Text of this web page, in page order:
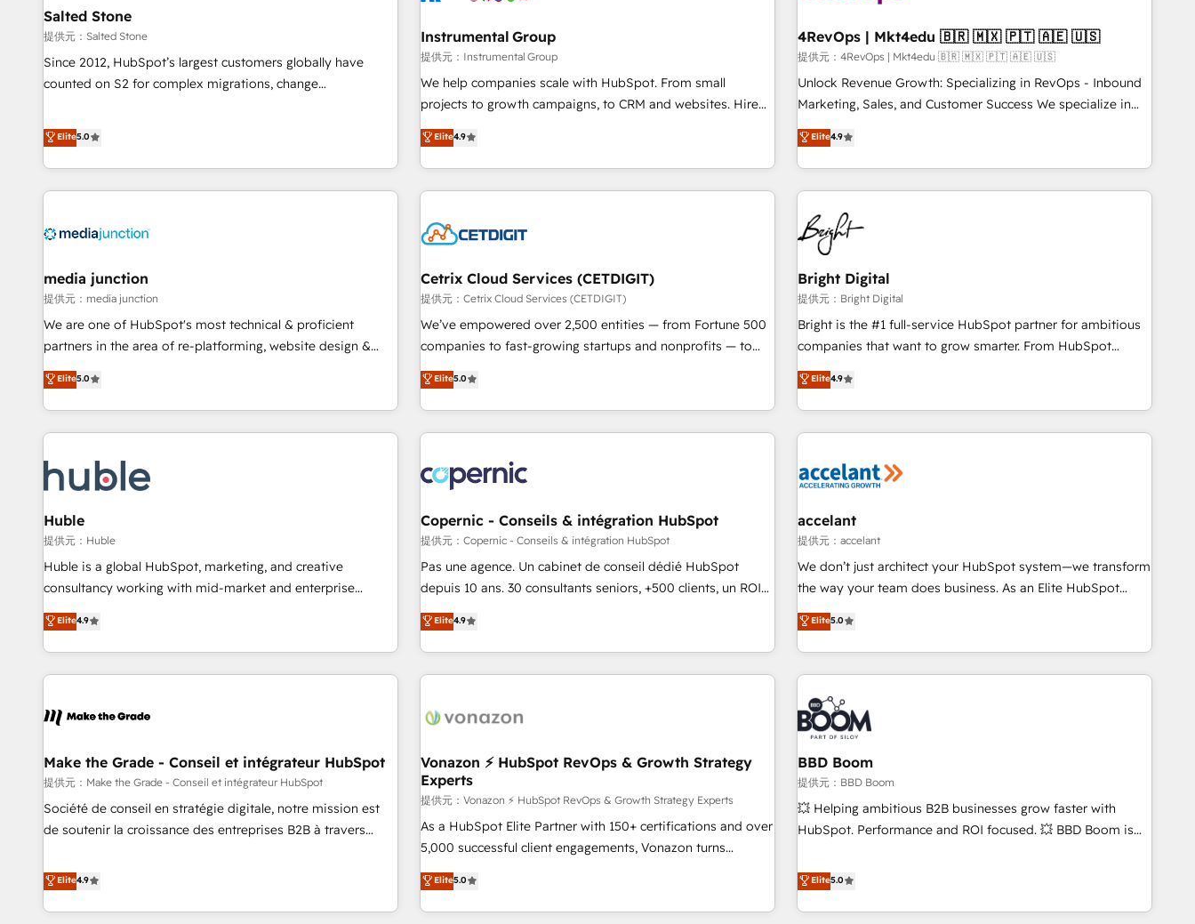
help: ✔️ Full HubSpot implementations and portal
optimization ✔️ Data migrations, CRM architecture, and
reporting foundations ✔️ Custom integrations and workflow
automation ✔️ User adoption programs, training, and
through the revenue maturity model - delivering the right
improvements at the right time so operations evolve
future.” Others agree it is proof of trust built through
measurable impact.
with workflows built around your business, not a template.
➤ Migration: Move from any legacy CRM. Zero downtime,
full data integrity. ➤ Implementation: Configure HubSpot to
run your revenue process. Sales, marketing, and service
custom agents, and APIs to remove manual work. ➤
Ongoing Management: Monthly tune-ups, feature rollouts,
Salted Stone
提供元：Salted Stone
Since 2012, HubSpot’s largest customers globally have
counted on S2 for complex migrations, change
that deliver measurable impact and transform brand
experiences As one of the few full-service creative agencies
in the HubSpot ecosystem, we blend strategy, technology,
& award-winning design to build scalable, globally
campaigns, & RevOps frameworks that fuel long-term
seamless integrations, ensure long-term adoption with
change-management programs, and align marketing, sales,
and service to drive sustainable growth With 6 key
HubSpot accreditations and experience across hundreds of
one of our globally integrated teams has worked with
clients just like you Let’s explore whether S2 is the partner
Elite5.0
Instrumental Group
提供元：Instrumental Group
We help companies scale with HubSpot. From small
projects to growth campaigns, to CRM and websites. Hire
an agency that's experienced in every inch of HubSpot and
willing to work hand-in-hand with your team to simplify the
complex and build a better experience for your team and
customers.
Elite4.9
4RevOps | Mkt4edu 🇧🇷 🇲🇽 🇵🇹 🇦🇪 🇺🇸
提供元：4RevOps | Mkt4edu 🇧🇷 🇲🇽 🇵🇹 🇦🇪 🇺🇸
Unlock Revenue Growth: Specializing in RevOps - Inbound
Marketing, Sales, and Customer Success We specialize in
driving revenue growth for companies across industries
through tailored marketing, sales, and customer success
strategies, utilizing RevOps methodologies. As Latin
America's largest HubSpot partner and a global leader in
education market, we offer unparalleled insights. Operating
in five countries—Brazil, UAE (Abu Dhabi/Dubai/Sharjah),
Mexico, USA, and Portugal—we've executed over a hundred
successful operations. Our approach, rooted in RevOps
principles, integrates analysis, training, planning, and
qualification. Leveraging technology, data analytics, CRM
optimization, and inbound marketing tactics, we focus on
us to unlock your business's full potential and achieve
sustained growth in today's competitive market.
Elite4.9
media junction
提供元：media junction
We are one of HubSpot's most technical & proficient
partners in the area of re-platforming, website design &
development. We specialize in multi-hub implementations
for mid-market & enterprise companies. We are woman-
owned, powered by coffee, and we ❤️ dogs. We produce
award-winning work for our clients. 🏆2023 Technical
Award 🏆2022 Platform Migration Excellence Impact Award
🏆2020 Elite Solutions Partner 🏆2019 Integrations HubSpot
Impact Award 🏆2019 Marketing Enablement HubSpot
Impact Award 🏆2018 Website Design HubSpot Impact
Award 🏆2017 Website Design HubSpot Impact Award 🏆
2016 Growth-Driven Design Agency of the Year 🏆2016
Driven Design Agency of the Year 🏆2015 Became the 5th
Agency to reach Diamond 🏆2014 HubSpot COS
Became a HubSpot Partner 📆Founded in 1997
Elite5.0
Cetrix Cloud Services (CETDIGIT)
提供元：Cetrix Cloud Services (CETDIGIT)
We’ve empowered over 2,500 entities — from Fortune 500
companies to fast-growing startups and nonprofits — to
streamline operations, scale revenue, and unlock the full
potential of HubSpot. With deep technical and industry
expertise, we fuse automation, integration, and AI
innovation to deliver lasting impact. We specialize in: •
Onboarding for Sales, Service, Marketing & Content Hubs •
AI voice and chat agents, predictive automation, and smart
workflows • Salesforce + HubSpot integration • Website
design and CMS development • ERP integration: SAP,
NetSuite, Microsoft Dynamics, … • Data cleansing and CRM
migration from any platform • Client/member portals built
and complex integrations: SAM.gov, GovWin, QuickBooks,
PandaDoc, ClickUp, Shopify, Mapsly, WooCommerce,
Elite5.0
Bright Digital
提供元：Bright Digital
Bright is the #1 full-service HubSpot partner for ambitious
companies that want to grow smarter. From HubSpot
onboarding, to training, from developing a new website to
lead generation and digital marketing; we do it all (and with
great results)! In short, our services include: - HubSpot
consultancy: onboarding, training, data migration - HubSpot
Marketing & sales solutions: digital marketing, advertising,
and technology to improve customer experiences. With our
bright people, exciting ideas and can-do mentality, we
ensure revenue growth on a daily basis. So tell us your
challenge; our passionate and growth driven team of 100+
www.brightdigital.com
Elite4.9
Huble
提供元：Huble
Huble is a global HubSpot, marketing, and creative
consultancy working with mid-market and enterprise
businesses. We go beyond implementation, shaping the
strategy, processes, and teams that turn HubSpot into a
genuine growth engine. Named HubSpot's Global Partner of
the Year in 2024, consistently ranked among their top 5
ecosystem, Huble has built a track record that speaks for
offices and consulting teams in the UK, USA, Canada,
Germany, France, Belgium, Singapore, and South Africa.
Certified compliant with ISO/IEC 27001:2022 and ISO
9001:2015 across all seven international offices and 175+
Elite4.9
Copernic - Conseils & intégration HubSpot
提供元：Copernic - Conseils & intégration HubSpot
Pas une agence. Un cabinet de conseil dédié HubSpot
depuis 10 ans. 30 consultants seniors, +500 clients, un ROI
mesurable. Notre mission : faire de HubSpot un vrai levier
de performance pour votre organisation. Cela passe par la
compréhension de vos processus, la fiabilisation de vos
données et l'alignement de vos équipes — avant même
Intégration & paramétrage HubSpot - Migration CRM &
Marketing / Sales - Data, reporting & tableaux de bord -
Onboarding, audit & optimisation - Intégrations métiers
(ERP, téléphonie, e-commerce) - Formation &
accompagnement au changement Nous intervenons auprès
des PME, ETI et grandes entreprises en France et à
industrie, éducation, banque & assurance, transport &
logistique.
Elite4.9
accelant
提供元：accelant
We don’t just architect your HubSpot system—we transform
the way your team does business. As an Elite HubSpot
Solutions Partner, we specialize in creating tailored, end-to-
end CRM solutions that accelerate growth, improve
operational efficiency, and ensure faster time to value on
HubSpot. What sets us apart? Our people-centric approach.
From day one, our team takes the time to deeply
understand your unique needs, crafting custom strategies
that deliver impactful results. Our mission is to empower
you to unlock HubSpot’s full potential—faster. Through
expert training, unmatched responsiveness, and ongoing
support, we equip your team to adopt new systems with
confidence and achieve a unified, data-driven approach to
Elite5.0
Make the Grade - Conseil et intégrateur HubSpot
提供元：Make the Grade - Conseil et intégrateur HubSpot
Société de conseil en stratégie digitale, notre mission est
de soutenir la croissance des entreprises B2B à travers
développement des revenus auprès de vos comptes
existants. En France et à l'international, nous travaillons
avec des ETI ambitieuses, des grands groupes voulant aller
Elite4.9
Vonazon ⚡ HubSpot RevOps & Growth Strategy
Experts
提供元：Vonazon ⚡ HubSpot RevOps & Growth Strategy Experts
As a HubSpot Elite Partner with 150+ certifications and over
5,000 successful client engagements, Vonazon turns
marketing complexity into measurable, scalable growth.
From onboarding to enterprise-grade campaigns, our in-
house team builds scalable strategies that drive long-term
Elite5.0
BBD Boom
提供元：BBD Boom
💥 Helping ambitious B2B businesses grow faster with
HubSpot. Performance and ROI focused. 💥 BBD Boom is
We work with your teams to solve all your HubSpot
challenges and improve user adoption, sales process and
marketing results. Services 📚 Onboarding your team to
Elite5.0